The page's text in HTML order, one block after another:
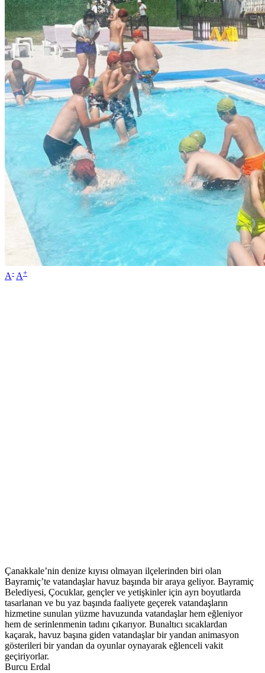
A- A+
Çanakkale’nin denize kıyısı olmayan ilçelerinden biri olan
Bayramiç’te vatandaşlar havuz başında bir araya geliyor. Bayramiç
Belediyesi, Çocuklar, gençler ve yetişkinler için ayrı boyutlarda
tasarlanan ve bu yaz başında faaliyete geçerek vatandaşların
hizmetine sunulan yüzme havuzunda vatandaşlar hem eğleniyor
hem de serinlenmenin tadını çıkarıyor. Bunaltıcı sıcaklardan
kaçarak, havuz başına giden vatandaşlar bir yandan animasyon
gösterileri bir yandan da oyunlar oynayarak eğlenceli vakit
geçiriyorlar.
Burcu Erdal